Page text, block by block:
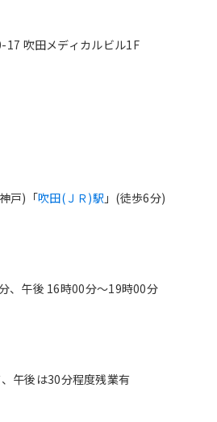
17 吹田メディカルビル1F
戸)「吹田(ＪＲ)駅 」(徒歩6分)
、午後 16時00分〜19時00分